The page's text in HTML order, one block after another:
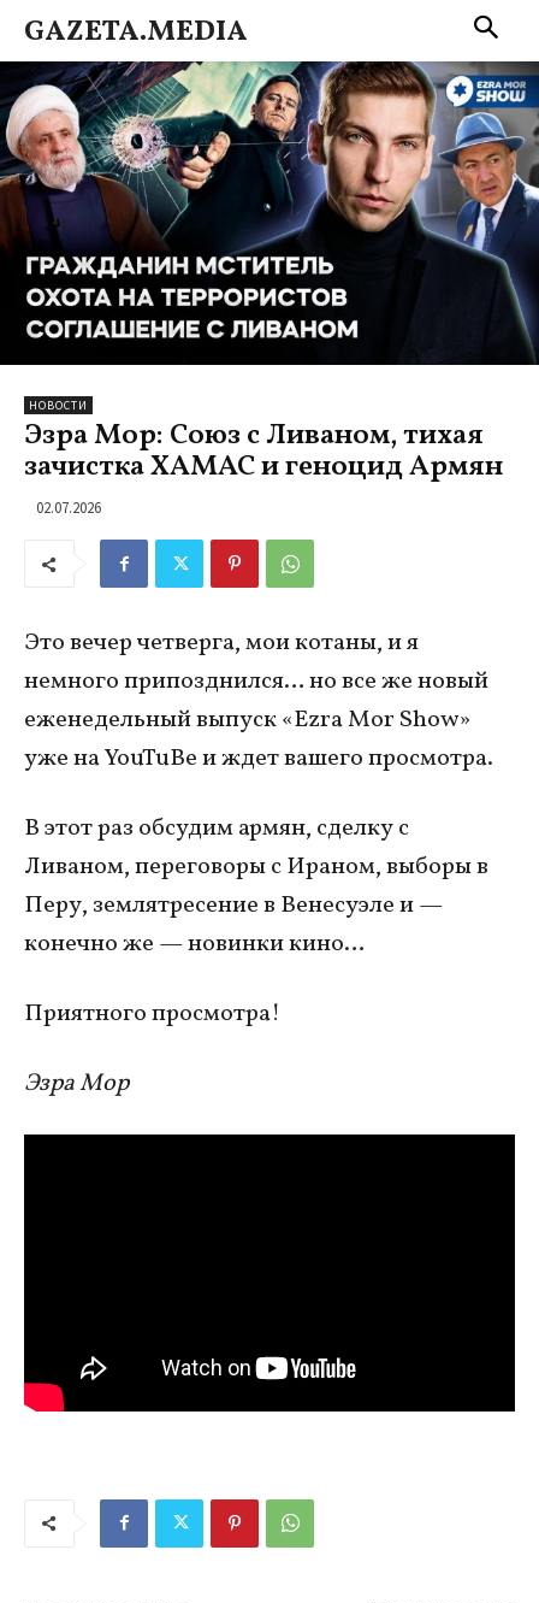
GAZETA.MEDIA
НОВОСТИ
Эзра Мор: Союз с Ливаном, тихая
зачистка ХАМАС и геноцид Армян
02.07.2026
Это вечер четверга, мои котаны, и я
немного припозднился… но все же новый
еженедельный выпуск «Ezra Mor Show»
уже на YouTuBe и ждет вашего просмотра.
В этот раз обсудим армян, сделку с
Ливаном, переговоры с Ираном, выборы в
Перу, землятресение в Венесуэле и —
конечно же — новинки кино…
Приятного просмотра!
Эзра Мор